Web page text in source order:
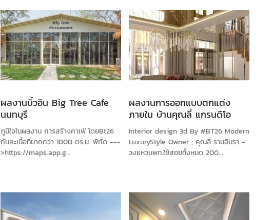
ผลงานบิ้วอิน Big Tree Cafe
นนทบุรี
ภูมิใจในผลงาน การสร้างคาเฟ่ โดยBt26
กันคะเนื้อที่มากกว่า 1000 ตร.ม. พิกัด ---
>https://maps.app.g...
ผลงานการออกแบบตกแต่ง
ภายใน บ้านคุณลี่ แกรนดิโอ
รามอินทรา วงแหวน
Interior design 3d By #BT26 Modern
LuxuryStyle Owner ; คุณลี่ รามอินรา -
วงแหวนพท.ใช้สอยทั้งหมด 200...